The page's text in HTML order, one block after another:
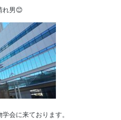
れ男😊
会に来ております。